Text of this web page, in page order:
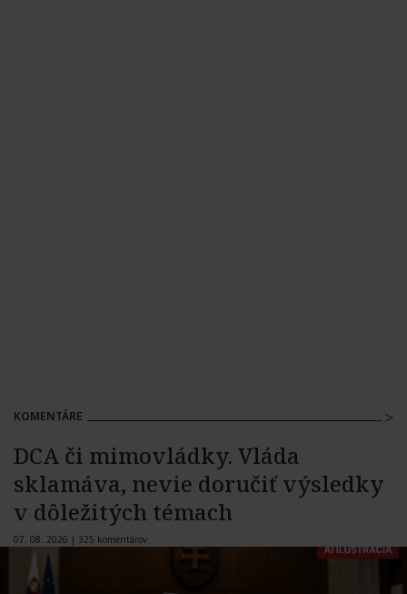
KOMENTÁRE
DCA či mimovládky. Vláda
sklamáva, nevie doručiť výsledky
v dôležitých témach
07. 08. 2026 | 325 komentárov